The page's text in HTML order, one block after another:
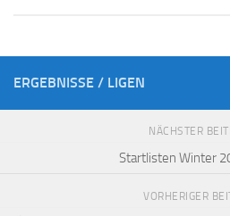
ERGEBNISSE / LIGEN
NÄCHSTER
Startlisten Winter
VORHERIGER